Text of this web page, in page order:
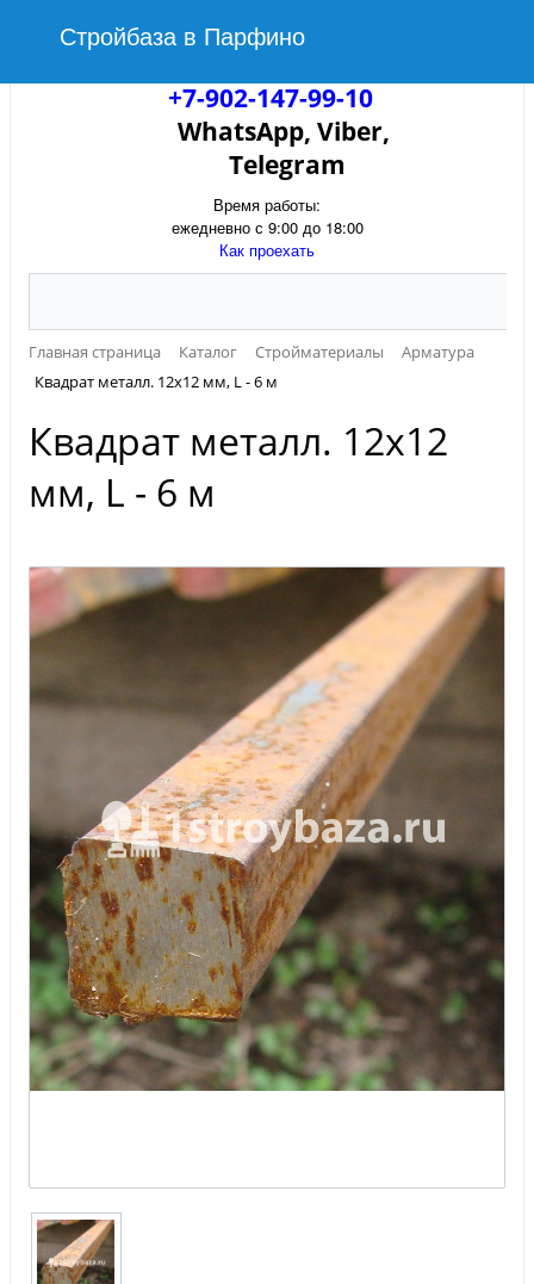
Стройбаза в Парфино
+7-902-147-99-10
WhatsApp, Viber,
Telegram
Время работы:
ежедневно с 9:00 до 18:00
Как проехать
Главная страница Каталог Стройматериалы
Арматура
Квадрат металл. 12х12 мм, L - 6 м
Квадрат металл. 12х12
мм, L - 6 м